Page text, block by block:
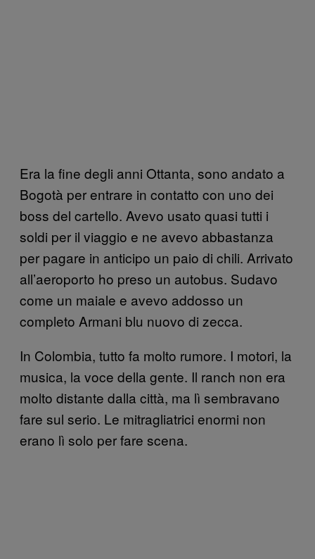
Era la fine degli anni Ottanta, sono andato a
Bogotà per entrare in contatto con uno dei
boss del cartello. Avevo usato quasi tutti i
soldi per il viaggio e ne avevo abbastanza
per pagare in anticipo un paio di chili. Arrivato
all’aeroporto ho preso un autobus. Sudavo
come un maiale e avevo addosso un
completo Armani blu nuovo di zecca.
In Colombia, tutto fa molto rumore. I motori, la
musica, la voce della gente. Il ranch non era
molto distante dalla città, ma lì sembravano
fare sul serio. Le mitragliatrici enormi non
erano lì solo per fare scena.